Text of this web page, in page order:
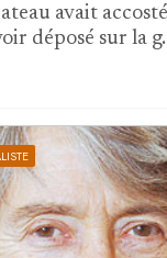
avait
déposé sur la